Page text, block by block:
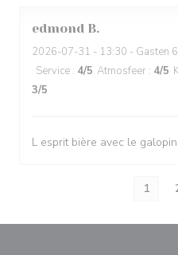
edmond B
2026-07-31 - 13:30 - Gasten 6
Service : 4/5 Atmosfeer : 4/5
3/5
L esprit bière avec le
1